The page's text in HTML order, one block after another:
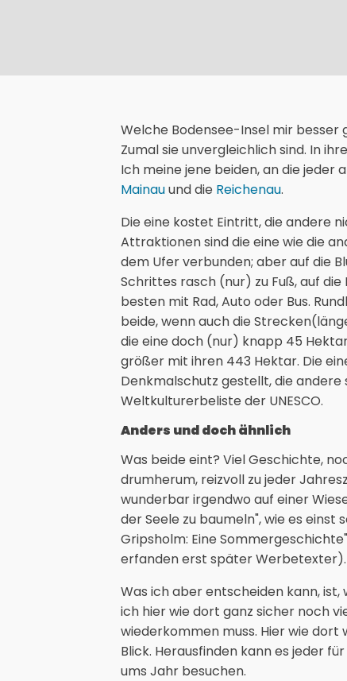
Welche Bodensee-Insel mir besser
Zumal sie unvergleichlich sind. In
Ich meine jene beiden, an die jeder
Mainauund die Reichenau.
Die eine kostet Eintritt, die andere
Attraktionen sind die eine wie die
dem Ufer verbunden; aber auf die
Schrittes rasch (nur) zu Fuß, auf
besten mit Rad, Auto oder Bus.
beide, wenn auch die
die eine doch (nur) knapp 45
größer mit ihren 443 Hektar. Die
Denkmalschutz gestellt, die
Weltkulturerbeliste der UNESCO.
Anders und doch ähnlich
Was beide eint? Viel Geschichte,
drumherum, reizvoll zu jeder
wunderbar irgendwo auf einer
der Seele zu baumeln", wie es einst
Gripsholm: Eine
erfanden erst später Werbetexter).
Was ich aber entscheiden kann,
ich hier wie dort ganz sicher noch
wiederkommen muss. Hier wie
Blick. Herausfinden kann es jeder
ums Jahr besuchen.